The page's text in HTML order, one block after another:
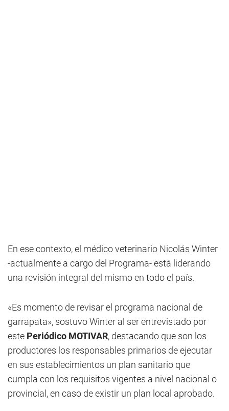
En ese contexto, el médico veterinario Nicolás Winter
-actualmente a cargo del Programa- está liderando
una revisión integral del mismo en todo el país.
«Es momento de revisar el programa nacional de
garrapata», sostuvo Winter al ser entrevistado por
este Periódico MOTIVAR, destacando que son los
productores los responsables primarios de ejecutar
en sus establecimientos un plan sanitario que
cumpla con los requisitos vigentes a nivel nacional o
provincial, en caso de existir un plan local aprobado.